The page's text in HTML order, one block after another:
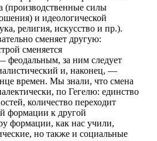
(производственные силы
и идеологической
религия, искусство и пр.).
сменяет другую:
сменяется
феодальным, за ним следует
и, наконец, —
времен. Мы знали, что смена
по Гегелю: единство
количество переходит
формации к другой
формации, как нас учили,
но также и социальные